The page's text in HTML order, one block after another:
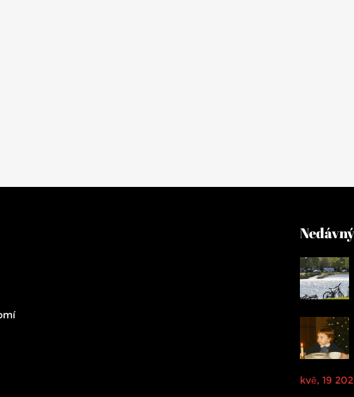
kvě, 19